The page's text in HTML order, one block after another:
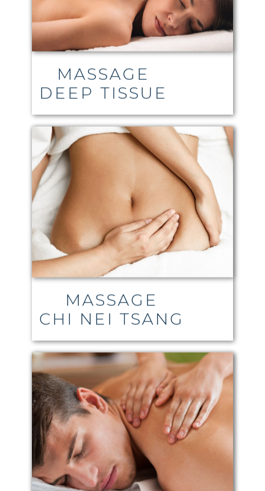
MASSAGE
DEEP TISSUE
MASSAGE
CHI NEI TSANG